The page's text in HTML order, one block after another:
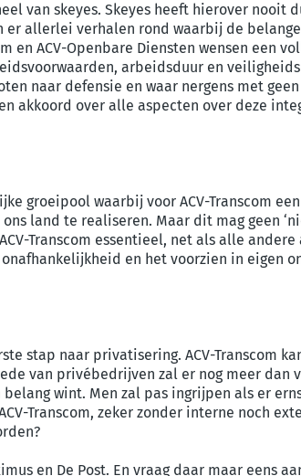
van skeyes. Skeyes heeft hierover nooit
allerlei verhalen rond waarbij de
en ACV-Openbare Diensten wensen een
arbeidsduur en
naar defensie en waar nergens met
akkoord over alle aspecten over deze
groeipool waarbij voor ACV-Transcom
land te realiseren. Maar dit mag geen
Transcom essentieel, net als alle
en het voorzien in eigen
stap naar privatisering. ACV-Transcom
van privébedrijven zal er nog meer dan
wint. Men zal pas ingrijpen als er
Transcom, zeker zonder interne noch
en De Post. En vraag daar maar eens